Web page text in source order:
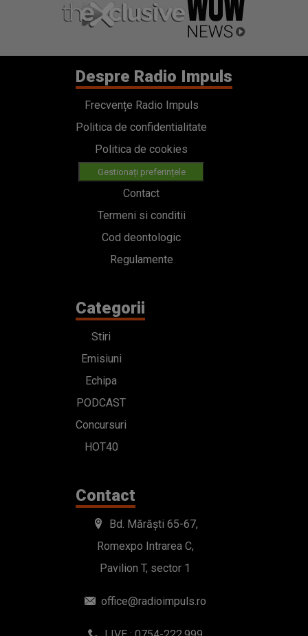
Despre Radio Impuls
Frecvențe Radio Impuls
Politica de confidentialitate
Politica de cookies
Gestionați preferințele
Contact
Termeni si conditii
Cod deontologic
Regulamente
Categorii
Stiri
Emisiuni
Echipa
PODCAST
Concursuri
HOT40
Contact
Bd. Mărăști 65-67,
Romexpo Intrarea C,
Pavilion T, sector 1
office@radioimpuls.ro